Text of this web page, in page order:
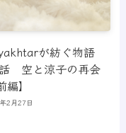
が紡ぐ物語
空と涼子の再会
】
2月27日